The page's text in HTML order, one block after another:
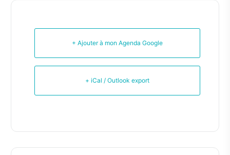
+ Ajouter à mon Agenda Google
+ iCal / Outlook export